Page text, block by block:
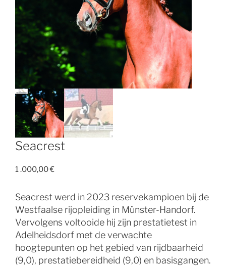
Seacrest
1 .000,00€
Seacrest werd in 2023 reservekampioen bij de
Westfaalse rijopleiding in Münster-Handorf.
Vervolgens voltooide hij zijn prestatietest in
Adelheidsdorf met de verwachte
hoogtepunten op het gebied van rijdbaarheid
(9,0), prestatiebereidheid (9,0) en basisgangen.